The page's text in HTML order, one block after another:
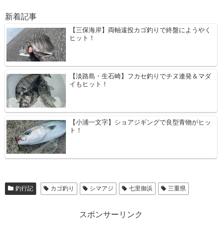
新着記事
【三保海岸】両軸遠投カゴ釣りで終盤にようやく
ヒット！
【淡路島・生石崎】フカセ釣りでチヌ連発＆マダ
イもヒット！
【小浦一文字】ショアジギングで良型青物がヒッ
ト！
釣行記 カゴ釣り シマアジ 七里御浜 三重県
スポンサーリンク